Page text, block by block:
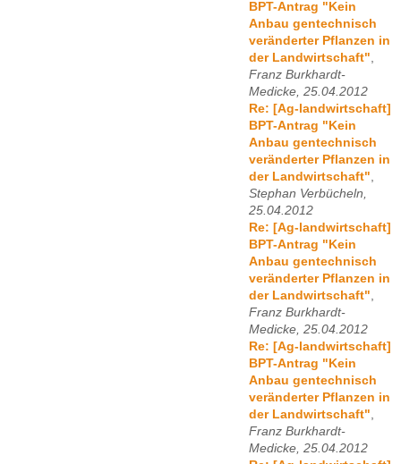
BPT-Antrag "Kein
Anbau gentechnisch
veränderter Pflanzen in
der Landwirtschaft"
Franz Burkhardt-
Medicke, 25.04.2012
Re: [Ag-landwirtschaft]
BPT-Antrag "Kein
Anbau gentechnisch
veränderter Pflanzen in
der Landwirtschaft"
Stephan Verbücheln,
25.04.2012
Re: [Ag-landwirtschaft]
BPT-Antrag "Kein
Anbau gentechnisch
veränderter Pflanzen in
der Landwirtschaft"
Franz Burkhardt-
Medicke, 25.04.2012
Re: [Ag-landwirtschaft]
BPT-Antrag "Kein
Anbau gentechnisch
veränderter Pflanzen in
der Landwirtschaft"
Franz Burkhardt-
Medicke, 25.04.2012